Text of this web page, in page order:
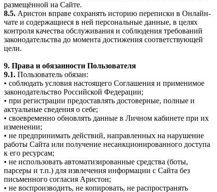
размещённой на Сайте.
8.5. Аристон вправе сохранять историю переписки в Онлайн-
чате и содержащиеся в ней персональные данные, в целях
контроля качества обслуживания и соблюдения требований
законодательства до момента достижения соответствующей
цели.
9. Права и обязанности Пользователя
9.1. Пользователь обязан:
• соблюдать условия настоящего Соглашения и применимое
законодательство Российской Федерации;
• при регистрации предоставлять достоверные, полные и
актуальные сведения о себе;
• своевременно обновлять данные в Личном кабинете при их
изменении;
• не предпринимать действий, направленных на нарушение
работы Сайта или получение несанкционированного доступа
к его ресурсам;
• не использовать автоматизированные средства (боты,
парсеры и т.п.) для извлечения информации с Сайта без
письменного согласия Аристон;
• не воспроизводить, не копировать, не распространять